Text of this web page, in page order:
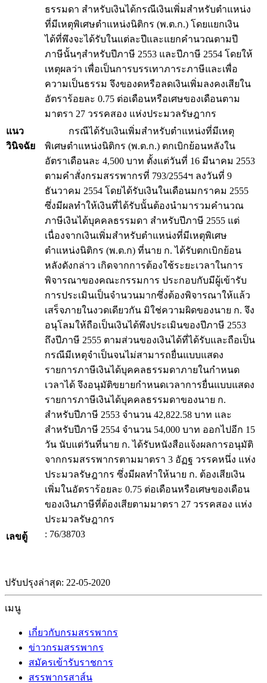
ธรรมดา สำหรับเงินได้กรณีเงินเพิ่มสำหรับตำแหน่ง
ที่มีเหตุพิเศษตำแหน่งนิติกร (พ.ต.ก.) โดยแยกเงิน
ได้ที่พึงจะได้รับในแต่ละปีและแยกคำนวณตามปี
ภาษีนั้นๆสำหรับปีภาษี 2553 และปีภาษี 2554 โดยให้
เหตุผลว่า เพื่อเป็นการบรรเทาภาระภาษีและเพื่อ
ความเป็นธรรม จึงของดหรือลดเงินเพิ่มลงคงเสียใน
อัตราร้อยละ 0.75 ต่อเดือนหรือเศษของเดือนตาม
มาตรา 27 วรรคสอง แห่งประมวลรัษฎากร
แนว
วินิจฉัย
กรณีได้รับเงินเพิ่มสำหรับตำแหน่งที่มีเหตุ
พิเศษตำแหน่งนิติกร (พ.ต.ก.) ตกเบิกย้อนหลังใน
อัตราเดือนละ 4,500 บาท ตั้งแต่วันที่ 16 มีนาคม 2553
ตามคำสั่งกรมสรรพากรที่ 793/2554ฯ ลงวันที่ 9
ธันวาคม 2554 โดยได้รับเงินในเดือนมกราคม 2555
ซึ่งมีผลทำให้เงินที่ได้รับนั้นต้องนำมารวมคำนวณ
ภาษีเงินได้บุคคลธรรมดา สำหรับปีภาษี 2555 แต่
เนื่องจากเงินเพิ่มสำหรับตำแหน่งที่มีเหตุพิเศษ
ตำแหน่งนิติกร (พ.ต.ก) ที่นาย ก. ได้รับตกเบิกย้อน
หลังดังกล่าว เกิดจากการต้องใช้ระยะเวลาในการ
พิจารณาของคณะกรรมการ ประกอบกับมีผู้เข้ารับ
การประเมินเป็นจำนวนมากซึ่งต้องพิจารณาให้แล้ว
เสร็จภายในงวดเดียวกัน มิใช่ความผิดของนาย ก. จึง
อนุโลมให้ถือเป็นเงินได้พึงประเมินของปีภาษี 2553
ถึงปีภาษี 2555 ตามส่วนของเงินได้ที่ได้รับและถือเป็น
กรณีมีเหตุจำเป็นจนไม่สามารถยื่นแบบแสดง
รายการภาษีเงินได้บุคคลธรรมดาภายในกำหนด
เวลาได้ จึงอนุมัติขยายกำหนดเวลาการยื่นแบบแสดง
รายการภาษีเงินได้บุคคลธรรมดาของนาย ก.
สำหรับปีภาษี 2553 จำนวน 42,822.58 บาท และ
สำหรับปีภาษี 2554 จำนวน 54,000 บาท ออกไปอีก 15
วัน นับแต่วันที่นาย ก. ได้รับหนังสือแจ้งผลการอนุมัติ
จากกรมสรรพากรตามมาตรา 3 อัฏฐ วรรคหนึ่ง แห่ง
ประมวลรัษฎากร ซึ่งมีผลทำให้นาย ก. ต้องเสียเงิน
เพิ่มในอัตราร้อยละ 0.75 ต่อเดือนหรือเศษของเดือน
ของเงินภาษีที่ต้องเสียตามมาตรา 27 วรรคสอง แห่ง
ประมวลรัษฎากร
เลขตู้
: 76/38703
ปรับปรุงล่าสุด: 22-05-2020
เมนู
เกี่ยวกับกรมสรรพากร
ข่าวกรมสรรพากร
สมัครเข้ารับราชการ
สรรพากรสาส์น